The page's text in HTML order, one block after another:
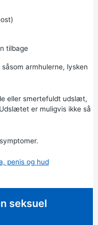
tilbage
armhulerne, lysken
eller smertefuldt udslæt,
er muligvis ikke så
penis og hud
seksuel